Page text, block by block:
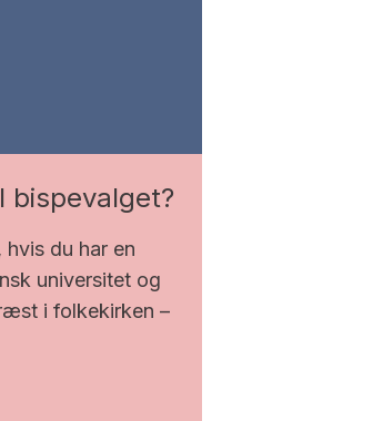
bispevalget?
du har en
universitet og
i folkekirken –